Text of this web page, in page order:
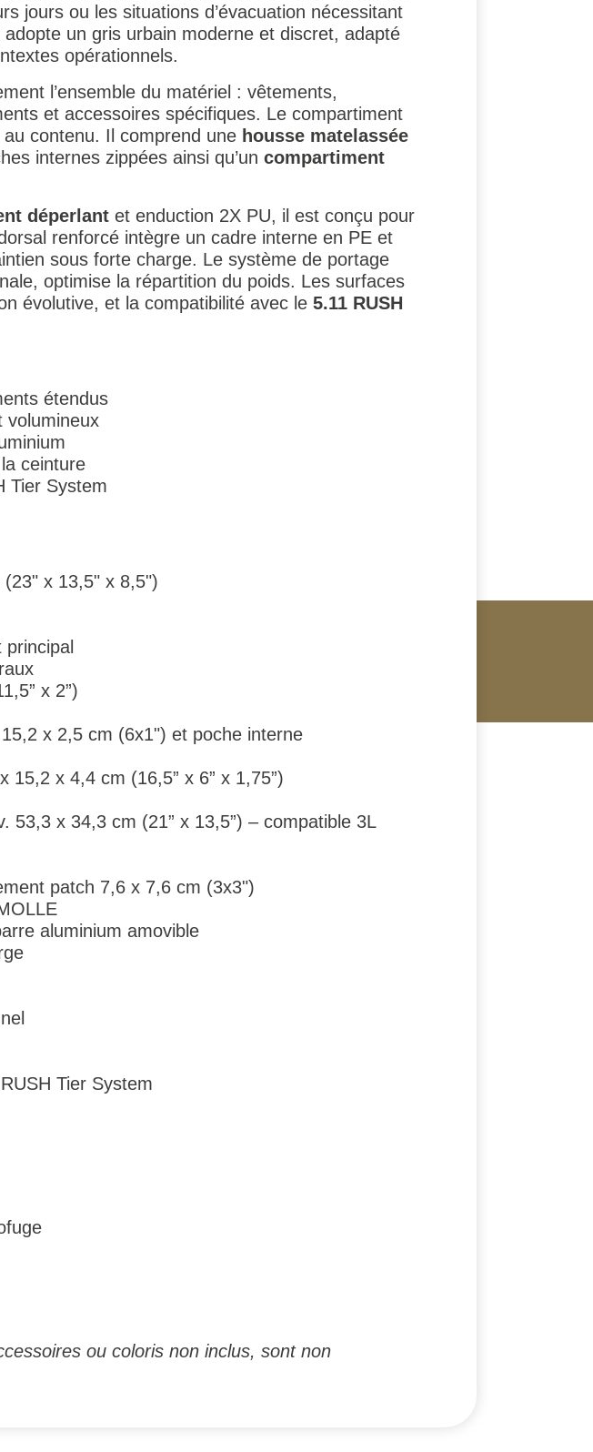
jours ou les situations d’évacuation nécessitant
adopte un gris urbain moderne et discret, adapté
opérationnels.
l’ensemble du matériel : vêtements,
et accessoires spécifiques. Le compartiment
au contenu. Il comprend une housse matelassée
internes zippées ainsi qu’un compartiment
déperlant et enduction 2X PU, il est conçu pour
renforcé intègre un cadre interne en PE et
sous forte charge. Le système de portage
optimise la répartition du poids. Les surfaces
évolutive, et la compatibilité avec le 5.11 RUSH
étendus
volumineux
ceinture
Tier System
x 13,5" x 8,5")
x 2”)
x 2,5 cm (6x1") et poche interne
x 4,4 cm (16,5” x 6” x 1,75”)
53,3 x 34,3 cm (21” x 13,5”) – compatible 3L
patch 7,6 x 7,6 cm (3x3")
aluminium amovible
Tier System
ou coloris non inclus, sont non